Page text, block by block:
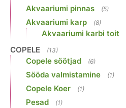
Akvaariumi pinnas (5)
Akvaariumi karp (8)
Akvaariumi karbi toit
COPELE (13)
Copele söötjad (6)
Sööda valmistamine (1)
Copele Koer (1)
Pesad (1)